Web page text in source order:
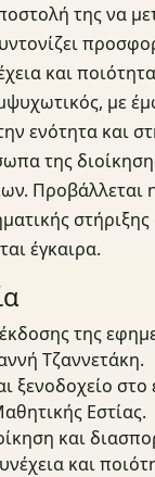
της να
και
με
ενότητα και
της
Προβάλλεται
έγκαιρα.
της
Τζαννετάκη.
ξενοδοχείο στο
Εστίας.
και
και